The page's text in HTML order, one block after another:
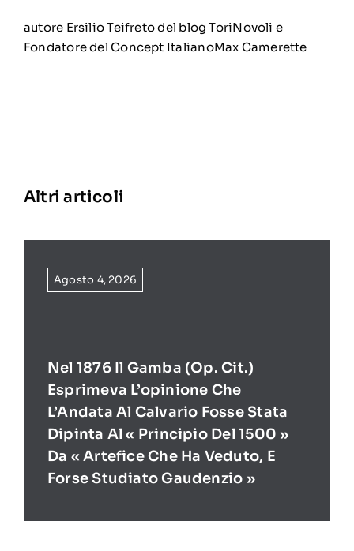
autore Ersilio Teifreto del blog ToriNovoli e
Fondatore del Concept ItalianoMax Camerette
Altri articoli
Agosto 4, 2026
Nel 1876 Il Gamba (op. Cit.)
Esprimeva L’opinione Che
L’Andata Al Calvario Fosse Stata
Dipinta Al « Principio Del 1500 »
Da « Artefice Che Ha Veduto, E
Forse Studiato Gaudenzio »